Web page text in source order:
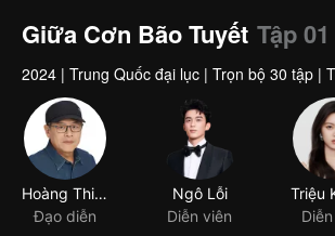
Giữa Cơn Bão Tuyết Tập 01
2024 | Trung Quốc đại lục | Trọn bộ 30 tập |
Hoàng Thiên Nhân
Đạo diễn
Ngô Lỗi
Diễn viên